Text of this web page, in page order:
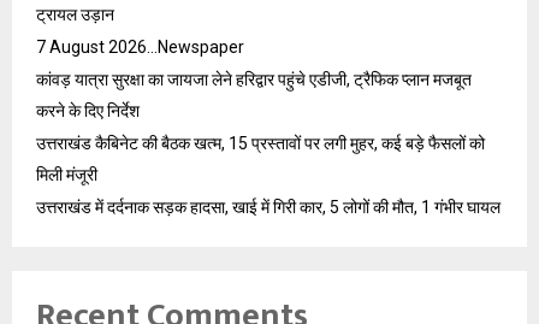
ट्रायल उड़ान
7 August 2026…Newspaper
कांवड़ यात्रा सुरक्षा का जायजा लेने हरिद्वार पहुंचे एडीजी, ट्रैफिक प्लान मजबूत
करने के दिए निर्देश
उत्तराखंड कैबिनेट की बैठक खत्म, 15 प्रस्तावों पर लगी मुहर, कई बड़े फैसलों को
मिली मंजूरी
उत्तराखंड में दर्दनाक सड़क हादसा, खाई में गिरी कार, 5 लोगों की मौत, 1 गंभीर घायल